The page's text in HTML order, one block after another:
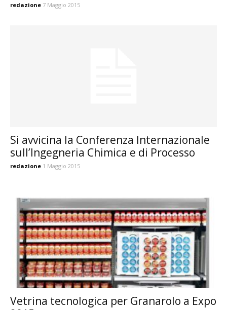
redazione 7 Maggio 2015
Si avvicina la Conferenza Internazionale
sull’Ingegneria Chimica e di Processo
redazione 1 Maggio 2015
Vetrina tecnologica per Granarolo a Expo